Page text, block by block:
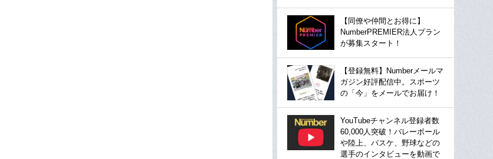
【同僚や仲間とお得に】
NumberPREMIER法人プラン
が募集スタート！
【登録無料】Numberメールマ
ガジン好評配信中。スポーツ
の「今」をメールでお届け！
YouTubeチャンネル登録者数
60,000人突破！バレーボール
や陸上、バスケ、野球などの
選手のインタビューを動画で